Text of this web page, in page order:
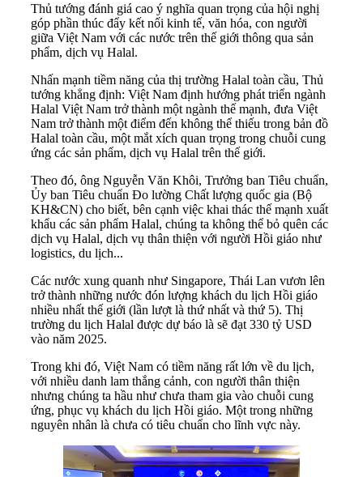
Thủ tướng đánh giá cao ý nghĩa quan trọng của hội nghị
góp phần thúc đẩy kết nối kinh tế, văn hóa, con người
giữa Việt Nam với các nước trên thế giới thông qua sản
phẩm, dịch vụ Halal.
Nhấn mạnh tiềm năng của thị trường Halal toàn cầu, Thủ
tướng khẳng định: Việt Nam định hướng phát triển ngành
Halal Việt Nam trở thành một ngành thế mạnh, đưa Việt
Nam trở thành một điểm đến không thể thiếu trong bản đồ
Halal toàn cầu, một mắt xích quan trọng trong chuỗi cung
ứng các sản phẩm, dịch vụ Halal trên thế giới.
Theo đó, ông Nguyễn Văn Khôi, Trưởng ban Tiêu chuẩn,
Ủy ban Tiêu chuẩn Đo lường Chất lượng quốc gia (Bộ
KH&CN) cho biết, bên cạnh việc khai thác thế mạnh xuất
khẩu các sản phẩm Halal, chúng ta không thể bỏ quên các
dịch vụ Halal, dịch vụ thân thiện với người Hồi giáo như
logistics, du lịch...
Các nước xung quanh như Singapore, Thái Lan vươn lên
trở thành những nước đón lượng khách du lịch Hồi giáo
nhiều nhất thế giới (lần lượt là thứ nhất và thứ 5). Thị
trường du lịch Halal được dự báo là sẽ đạt 330 tỷ USD
vào năm 2025.
Trong khi đó, Việt Nam có tiềm năng rất lớn về du lịch,
với nhiều danh lam thắng cảnh, con người thân thiện
nhưng chúng ta hầu như chưa tham gia vào chuỗi cung
ứng, phục vụ khách du lịch Hồi giáo. Một trong những
nguyên nhân là chưa có tiêu chuẩn cho lĩnh vực này.